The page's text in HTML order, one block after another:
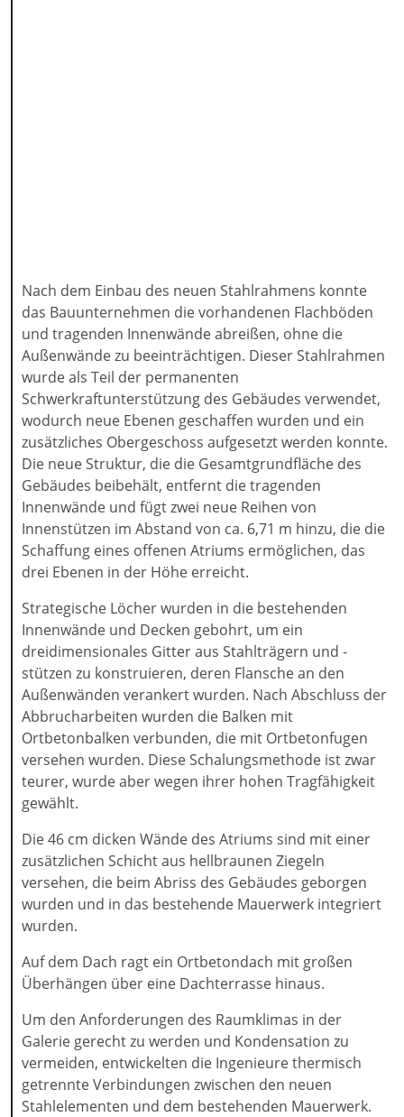
Nach dem Einbau des neuen Stahlrahmens konnte
das Bauunternehmen die vorhandenen Flachböden
und tragenden Innenwände abreißen, ohne die
Außenwände zu beeinträchtigen. Dieser Stahlrahmen
wurde als Teil der permanenten
Schwerkraftunterstützung des Gebäudes verwendet,
wodurch neue Ebenen geschaffen wurden und ein
zusätzliches Obergeschoss aufgesetzt werden konnte.
Die neue Struktur, die die Gesamtgrundfläche des
Gebäudes beibehält, entfernt die tragenden
Innenwände und fügt zwei neue Reihen von
Innenstützen im Abstand von ca. 6,71 m hinzu, die die
Schaffung eines offenen Atriums ermöglichen, das
drei Ebenen in der Höhe erreicht.
Strategische Löcher wurden in die bestehenden
Innenwände und Decken gebohrt, um ein
dreidimensionales Gitter aus Stahlträgern und -
stützen zu konstruieren, deren Flansche an den
Außenwänden verankert wurden. Nach Abschluss der
Abbrucharbeiten wurden die Balken mit
Ortbetonbalken verbunden, die mit Ortbetonfugen
versehen wurden. Diese Schalungsmethode ist zwar
teurer, wurde aber wegen ihrer hohen Tragfähigkeit
gewählt.
Die 46 cm dicken Wände des Atriums sind mit einer
zusätzlichen Schicht aus hellbraunen Ziegeln
versehen, die beim Abriss des Gebäudes geborgen
wurden und in das bestehende Mauerwerk integriert
wurden.
Auf dem Dach ragt ein Ortbetondach mit großen
Überhängen über eine Dachterrasse hinaus.
Um den Anforderungen des Raumklimas in der
Galerie gerecht zu werden und Kondensation zu
vermeiden, entwickelten die Ingenieure thermisch
getrennte Verbindungen zwischen den neuen
Stahlelementen und dem bestehenden Mauerwerk.